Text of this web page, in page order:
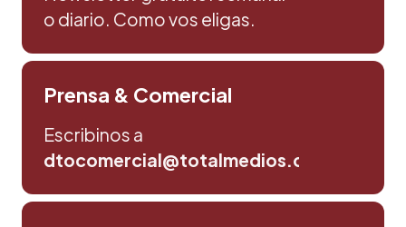
o diario. Como vos eligas.
Prensa & Comercial
Escribinos a
dtocomercial@totalmedios.com